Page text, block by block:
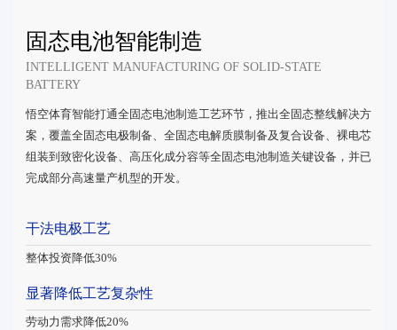
固态电池智能制造
INTELLIGENT MANUFACTURING OF SOLID-STATE
BATTERY
悟空体育智能打通全固态电池制造工艺环节，推出全固态整线解决方
案，覆盖全固态电极制备、全固态电解质膜制备及复合设备、裸电芯
组装到致密化设备、高压化成分容等全固态电池制造关键设备，并已
完成部分高速量产机型的开发。
干法电极工艺
整体投资降低30%
显著降低工艺复杂性
劳动力需求降低20%